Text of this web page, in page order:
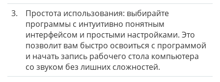
3.
Простота использования: выбирайте
программы с интуитивно понятным
интерфейсом и простыми настройками. Это
позволит вам быстро освоиться с программой
и начать запись рабочего стола компьютера
со звуком без лишних сложностей.